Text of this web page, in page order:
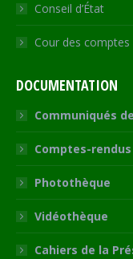
Conseil d’État
Cour des comptes
DOCUMENTATION
Communiqués
Comptes-
Photothèque
Vidéothèque
Cahiers de la